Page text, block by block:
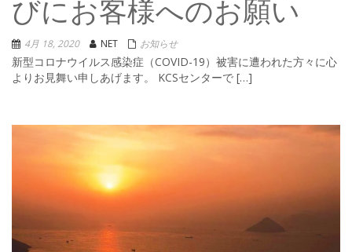
びにお客様へのお願い
4月 18, 2020 NET お知らせ
新型コロナウイルス感染症（COVID-19）被害に遭われた方々に心
よりお見舞い申しあげます。 KCSセンターで […]